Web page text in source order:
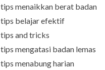
tips menaikkan berat badan
tips belajar efektif
tips and tricks
tips mengatasi badan lemas
tips menabung harian